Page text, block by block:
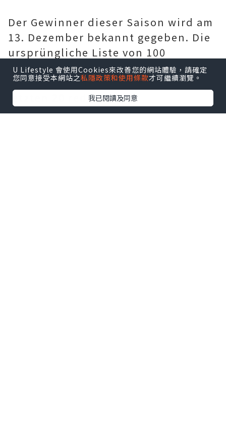
Der Gewinner dieser Saison wird am
13. Dezember bekannt gegeben. Die
ursprüngliche Liste von 100
Spielern, die im Juni bekannt
gegeben wurde, ist nun auf die
letzten 20 reduziert.
U Lifestyle 會使用Cookies來改善您的網站體驗，請確定
您同意接受本網站之私隱政策和使用條款才可繼續瀏覽。
我已閱讀及同意